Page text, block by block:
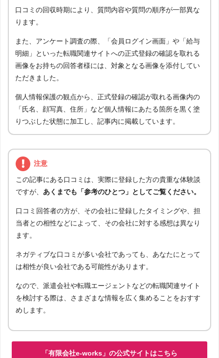
口コミの回収時期により、質問内容や質問の順序が一部異な
ります。
また、アンケート調査の際、「会員ログイン画面」や「給与
明細」といった転職関連サイトへの正式登録の確認を取れる
画像をお持ちの回答者様には、対象となる画像を添付してい
ただきました。
個人情報保護の観点から、正式登録の確認が取れる画像内の
「氏名、顔写真、住所」など個人情報にあたる箇所を黒く塗
りつぶした状態に加工し、記事内に掲載しています。
注意
この記事にある口コミは、実際に登録した方の貴重な体験談
ですが、 あくまでも「参考のひとつ」としてご覧ください。
口コミ回答者の方が、その会社に登録したタイミングや、担
当者との相性などによって、その会社に対する感想は異なり
ます。
ネガティブな口コミが多い会社であっても、あなたにとって
は相性が良い会社である可能性があります。
なので、派遣会社や転職エージェントなどの転職関連サイト
を検討する際は、さまざまな情報を広く集めることをおすす
めします。
「有限会社e-works」の公式サイトはこちら